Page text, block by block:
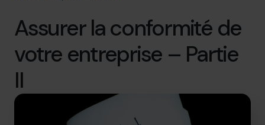
Rejoindre l’Équipe
Réservez une session de découverte
514-906-8839
Assurer la conformité de
votre entreprise – Partie
II